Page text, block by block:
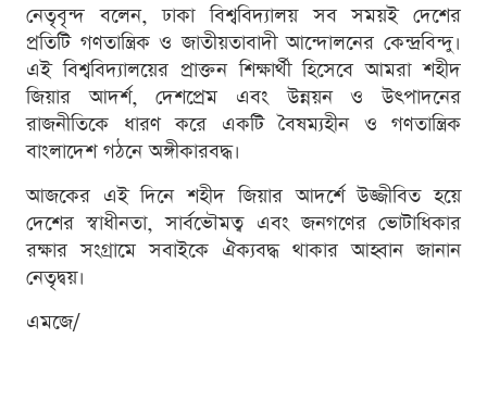
নেতৃবৃন্দ বলেন, ঢাকা বিশ্ববিদ্যালয় সব সময়ই দেশের
প্রতিটি গণতান্ত্রিক ও জাতীয়তাবাদী আন্দোলনের কেন্দ্রবিন্দু।
এই বিশ্ববিদ্যালয়ের প্রাক্তন শিক্ষার্থী হিসেবে আমরা শহীদ
জিয়ার আদর্শ, দেশপ্রেম এবং উন্নয়ন ও উৎপাদনের
রাজনীতিকে ধারণ করে একটি বৈষম্যহীন ও গণতান্ত্রিক
বাংলাদেশ গঠনে অঙ্গীকারবদ্ধ।
আজকের এই দিনে শহীদ জিয়ার আদর্শে উজ্জীবিত হয়ে
দেশের স্বাধীনতা, সার্বভৌমত্ব এবং জনগণের ভোটাধিকার
রক্ষার সংগ্রামে সবাইকে ঐক্যবদ্ধ থাকার আহ্বান জানান
নেতৃদ্বয়।
এমজে/